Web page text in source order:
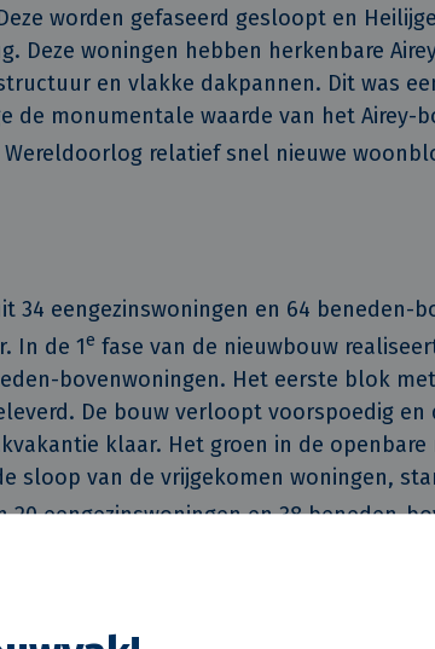
worden gefaseerd gesloopt en
Deze woningen hebben herkenbare
en vlakke dakpannen. Dit was
de monumentale waarde van het Airey-
Wereldoorlog relatief snel nieuwe
34 eengezinswoningen en 64 beneden-
In de 1e fase van de nieuwbouw
bovenwoningen. Het eerste blok
De bouw verloopt voorspoedig en
klaar. Het groen in de
sloop van de vrijgekomen woningen,
20 eengezinswoningen en 38 beneden-